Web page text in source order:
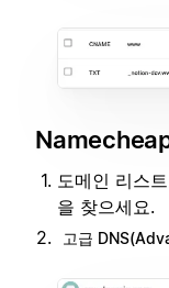
도메인 리스
을 찾으세요.
고급